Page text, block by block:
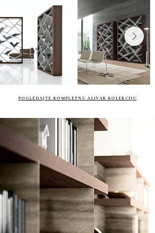
POGLEDAJTE KOMPLETNU ALIVAR KOLEKCIJU